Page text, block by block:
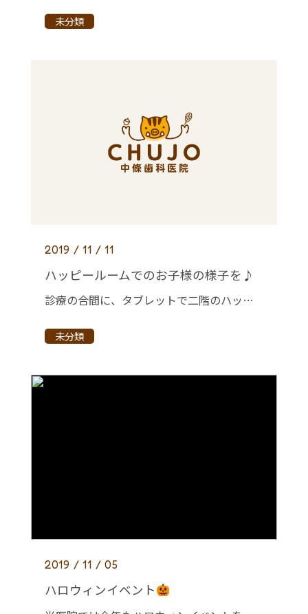
未分類
2019 / 11 / 11
ハッピールームでのお子様の様子を♪
診療の合間に、タブレットで二階のハッピールーム（託児室）の様子をご覧いただけるよう、カメラを設置しました。 泣かずにいらかな？何して遊んでるんだろう？ 気になる方はスッタフまでお声がけください(^^)/ タブレットを用意 […]
未分類
2019 / 11 / 05
ハロウィンイベント